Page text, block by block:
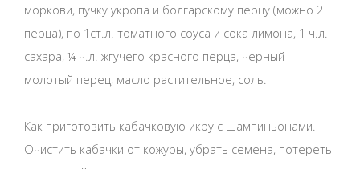
моркови, пучку укропа и болгарскому перцу (можно 2
перца), по 1ст.л. томатного соуса и сока лимона, 1 ч.л.
сахара, ¼ ч.л. жгучего красного перца, черный
молотый перец, масло растительное, соль.
Как приготовить кабачковую икру с шампиньонами.
Очистить кабачки от кожуры, убрать семена, потереть